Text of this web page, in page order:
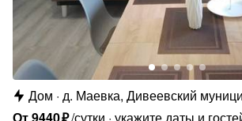
Дом д. Маевка, Дивеевский
д. Маевка, ул. Казамазова, 151
От9440₽/сутки укажите даты и